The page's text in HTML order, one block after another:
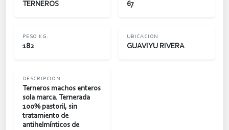
TERNEROS 67
PESO KG.
182
UBICACION
GUAVIYU RIVERA
DESCRIPCION
Terneros machos enteros
sola marca. Ternerada
100% pastoril, sin
tratamiento de
antihelmínticos de